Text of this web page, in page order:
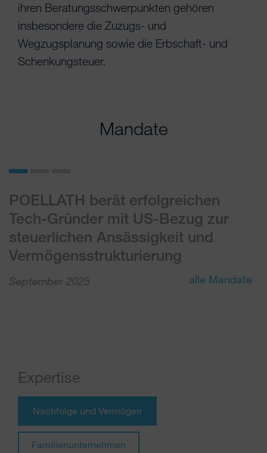
ihren Beratungsschwerpunkten gehören
insbesondere die Zuzugs- und
Wegzugsplanung sowie die Erbschaft- und
Schenkungsteuer.
Mandate
POELLATH berät erfolgreichen
Tech-Gründer mit US-Bezug zur
steuerlichen Ansässigkeit und
Vermögensstrukturierung
September 2025
alle Mandate
Expertise
Nachfolge und Vermögen
Familienunternehmen